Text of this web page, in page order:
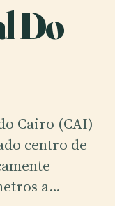
Do
Cairo (CAI)
centro de
a…